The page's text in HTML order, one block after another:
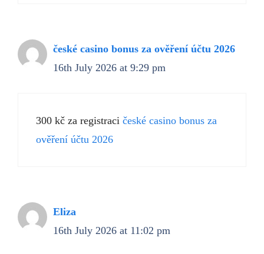
české casino bonus za ověření účtu 2026
16th July 2026 at 9:29 pm
300 kč za registraci české casino bonus za
ověření účtu 2026
Eliza
16th July 2026 at 11:02 pm